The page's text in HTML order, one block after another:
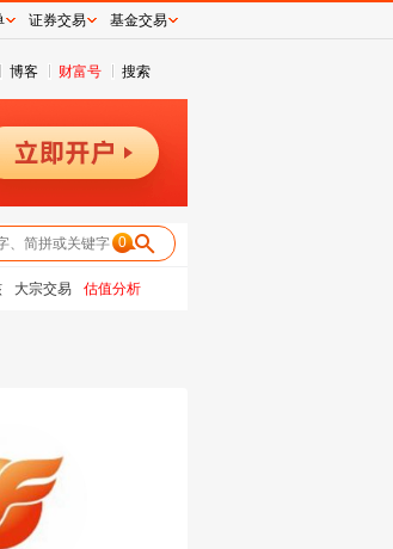
博客 财富号 搜索
0
大宗交易 估值分析
证券交易 基金交易